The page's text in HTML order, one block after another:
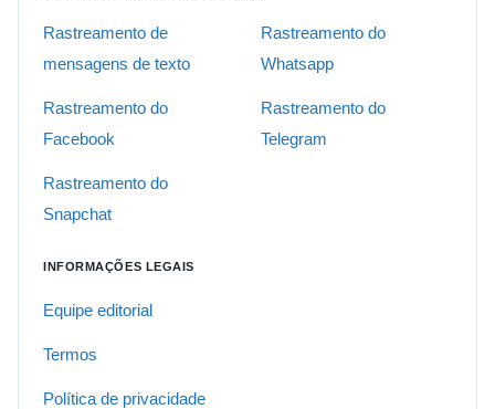
Rastreamento de
mensagens de texto
Rastreamento do
Whatsapp
Rastreamento do
Facebook
Rastreamento do
Telegram
Rastreamento do
Snapchat
INFORMAÇÕES LEGAIS
Equipe editorial
Termos
Política de privacidade